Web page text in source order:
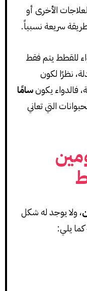
الأخرى أو
سريعة نسبياً.
للقطط يتم فقط
نظرًا لكون
فالدواء يكونسامًا
التي تعاني
، ولا يوجد له شكل
يلي: